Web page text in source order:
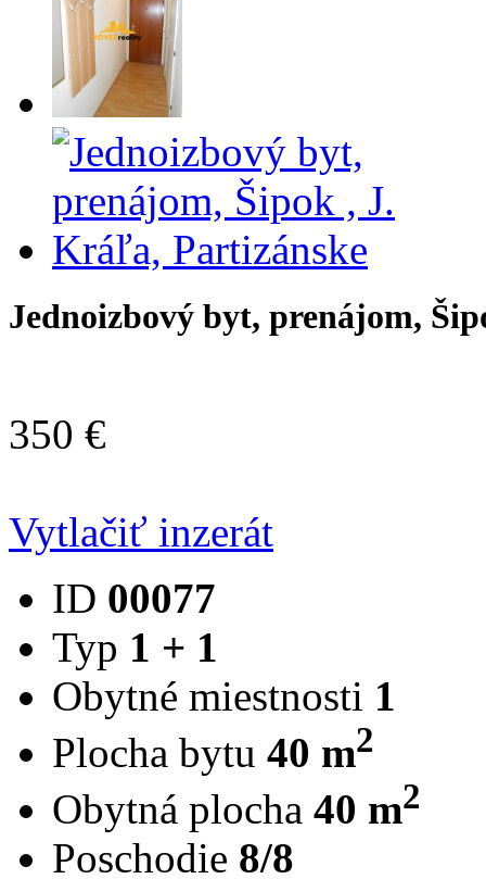
Jednoizbový byt, prenájom,
350 €
Vytlačiť inzerát
ID 00077
Typ 1 + 1
Obytné miestnosti 1
Plocha bytu 40 m2
Obytná plocha 40 m2
Poschodie 8/8